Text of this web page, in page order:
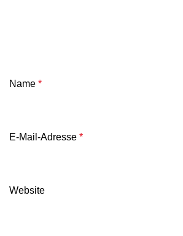
Name *
E-Mail-Adresse *
Website